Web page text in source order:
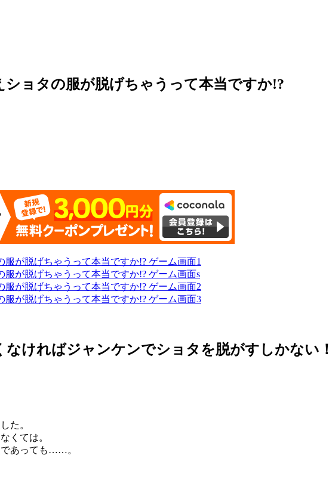
ショタの服が脱げちゃうって本当ですか!?
ければジャンケンでショタを脱がすしかない！
た。
くては。
であっても……。